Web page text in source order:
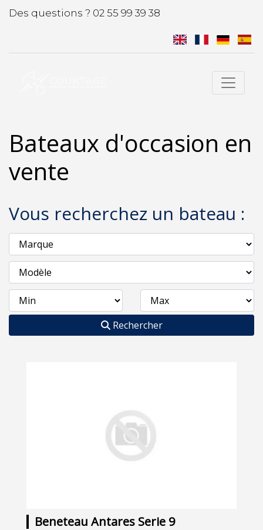
Des questions ? 02 55 99 39 38
Bateaux d'occasion en
vente
Vous recherchez un bateau :
Rechercher
Beneteau Antares Serie 9